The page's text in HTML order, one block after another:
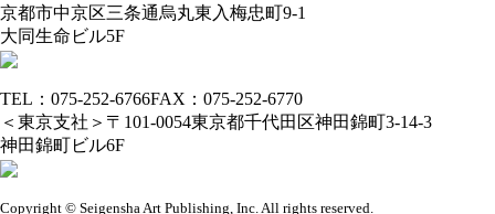
京都市中京区三条通烏丸東入梅忠町9-1
大同生命ビル5F
TEL：075-252-6766FAX：075-252-6770
＜東京支社＞ 〒101-0054東京都千代田区神田錦町3-14-3
神田錦町ビル6F
Copyright © Seigensha Art Publishing, Inc. All rights reserved.